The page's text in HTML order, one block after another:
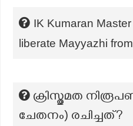
IK Kumaran
liberate Mayyazhi
ക്രിസ്തുമത
ചേതനം) രചിച്ചത്?